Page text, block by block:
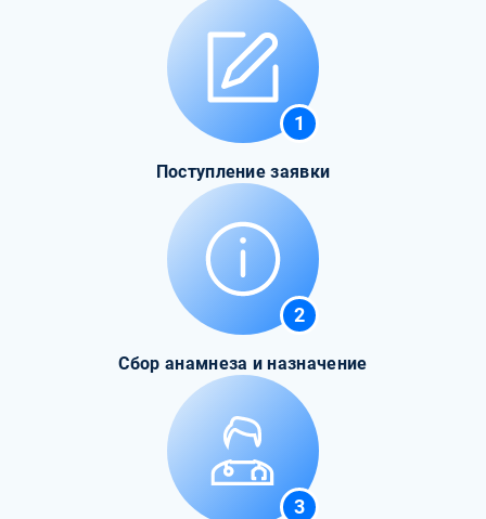
1
Поступление заявки
2
Сбор анамнеза и назначение
3